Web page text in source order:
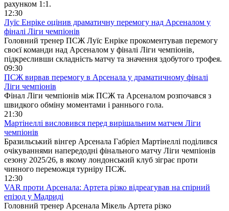
рахунком 1:1.
12:30
Луїс Енріке оцінив драматичну перемогу над Арсеналом у
фіналі Ліги чемпіонів
Головний тренер ПСЖ Луїс Енріке прокоментував перемогу
своєї команди над Арсеналом у фіналі Ліги чемпіонів,
підкресливши складність матчу та значення здобутого трофея.
09:30
ПСЖ вирвав перемогу в Арсенала у драматичному фіналі
Ліги чемпіонів
Фінал Ліги чемпіонів між ПСЖ та Арсеналом розпочався з
швидкого обміну моментами і раннього гола.
21:30
Мартінеллі висловився перед вирішальним матчем Ліги
чемпіонів
Бразильський вінгер Арсенала Габріел Мартінеллі поділився
очікуваннями напередодні фінального матчу Ліги чемпіонів
сезону 2025/26, в якому лондонський клуб зіграє проти
чинного переможця турніру ПСЖ.
12:30
VAR проти Арсенала: Артета різко відреагував на спірний
епізод у Мадриді
Головний тренер Арсенала Мікель Артета різко